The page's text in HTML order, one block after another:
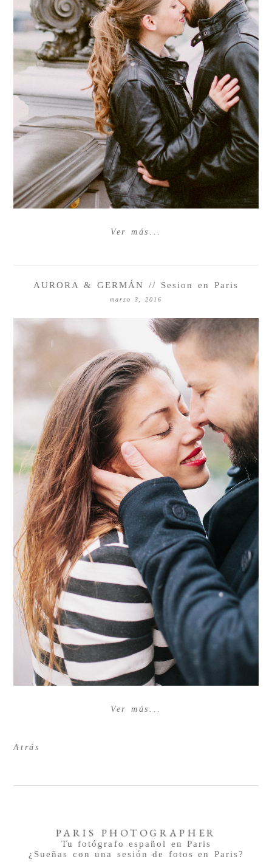
Ver más...
AURORA & GERMÁN // Sesion en Paris
marzo 3, 2016
Ver más...
Atrás
Tu fotógrafo español en Paris
¿Sueñas con una sesión de fotos en Paris?
PARIS PHOTOGRAPHER